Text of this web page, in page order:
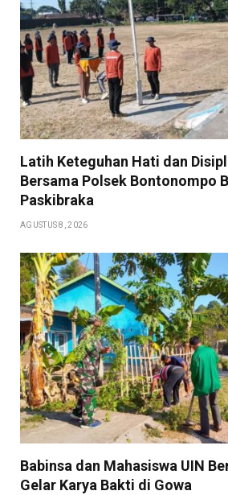
Latih Keteguhan Hati dan
Bersama Polsek Bontonompo
Paskibraka
AGUSTUS 8, 2026
Babinsa dan Mahasiswa UIN
Gelar Karya Bakti di Gowa